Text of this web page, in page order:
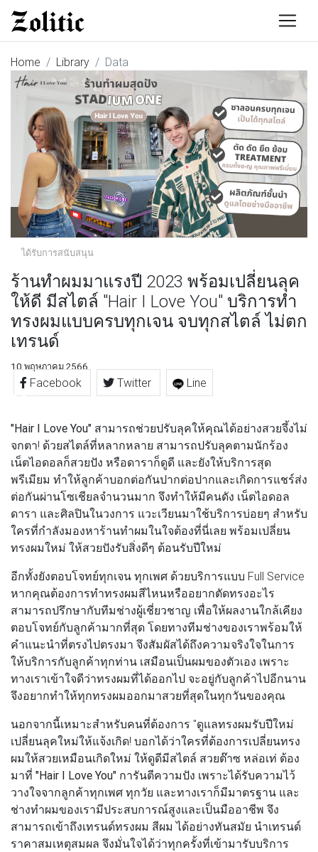
Home Library Data
ได้รับการสนับสนุน
ร้านทำผมมาแรงปี 2023 พร้อมเปลี่ยนลุค
ให้ดี มีสไตล์ "Hair I Love You" บริการทำ
ทรงผมแบบครบทุกเจน จบทุกสไตล์ ไม่ตก
เทรนด์
10 พฤษภาคม 2566
Facebook Twitter Line
"Hair I Love You" สามารถช่วยปรับลุคให้คุณได้อย่างสวยจึ้งไม่
จกตา! ด้วยสไตล์ที่หลากหลาย สามารถปรับลุคตามนักร้อง
เน็ตไอดอลก็สวยปัง หรือดาราก็ดูดี และยังให้บริการสุด
พรีเมียม ทำให้ลูกค้าบอกต่อกันปากต่อปากและเกิดการแชร์ส่ง
ต่อกันผ่านโซเชียลจำนวนมาก จึงทำให้มีคนดัง เน็ตไอดอล
ดารา และศิลปินในวงการ แวะเวียนมาใช้บริการบ่อยๆ สำหรับ
ใครที่กำลังมองหาร้านทำผมในใจต้องที่นี่เลย พร้อมเปลี่ยน
ทรงผมใหม่ ให้สวยปังรับสิ่งดีๆ ต้อนรับปีใหม่
อีกทั้งยังตอบโจทย์ทุกเจน ทุกเพศ ด้วยบริการแบบ Full Service
หากคุณต้องการทำทรงผมสีไหนหรืออยากตัดทรงอะไร
สามารถปรึกษากับทีมช่างผู้เชี่ยวชาญ เพื่อให้ผลงานใกล้เคียง
ตอบโจทย์กับลูกค้ามากที่สุด โดยทางทีมช่างของเราพร้อมให้
คำแนะนำที่ตรงไปตรงมา จึงสัมผัสได้ถึงความจริงใจในการ
ให้บริการกับลูกค้าทุกท่าน เสมือนเป็นผมของตัวเอง เพราะ
ทางเราเข้าใจดีว่าทรงผมที่ได้ออกไป จะอยู่กับลูกค้าไปอีกนาน
จึงอยากทำให้ทุกทรงผมออกมาสวยที่สุดในทุกวันของคุณ
นอกจากนี้เหมาะสำหรับคนที่ต้องการ "ดูแลทรงผมรับปีใหม่
เปลี่ยนลุคใหม่ให้แจ้งเกิด! บอกได้ว่าใครที่ต้องการเปลี่ยนทรง
ผมให้สวยเหมือนเกิดใหม่ ให้ดูดีมีสไตล์ สวยต๊าซ หล่อเท่ ต้อง
มาที่ "Hair I Love You" การันตีความปัง เพราะได้รับความไว้
วางใจจากลูกค้าทุกเพศ ทุกวัย และทางเราก็มีมาตรฐาน และ
ช่างทำผมของเรามีประสบการณ์สูงและเป็นมืออาชีพ จึง
สามารถเข้าถึงเทรนด์ทรงผม สีผม ได้อย่างทันสมัย นำเทรนด์
ราคาสมเหตุสมผล จึงมั่นใจได้ว่าทุกครั้งที่เข้ามารับบริการ